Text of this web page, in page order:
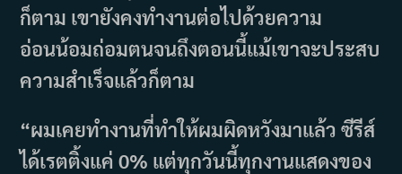
ก็ตาม เขายังคงทำงานต่อไปด้วยความ
อ่อนน้อมถ่อมตนจนถึงตอนนี้แม้เขาจะประสบ
ความสำเร็จแล้วก็ตาม
“ผมเคยทำงานที่ทำให้ผมผิดหวังมาแล้ว ซีรีส์
ได้เรตติ้งแค่ 0% แต่ทุกวันนี้ทุกงานแสดงของ